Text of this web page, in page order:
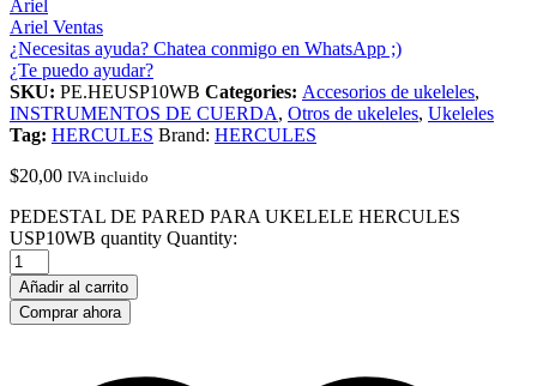
Ariel
Ariel Ventas
¿Necesitas ayuda? Chatea conmigo en WhatsApp ;)
¿Te puedo ayudar?
SKU: PE.HEUSP10WB Categories: Accesorios de ukeleles,
INSTRUMENTOS DE CUERDA, Otros de ukeleles, Ukeleles
Tag: HERCULES Brand: HERCULES
$20,00 IVA incluido
PEDESTAL DE PARED PARA UKELELE HERCULES
USP10WB quantity Quantity:
Añadir al carrito
Comprar ahora